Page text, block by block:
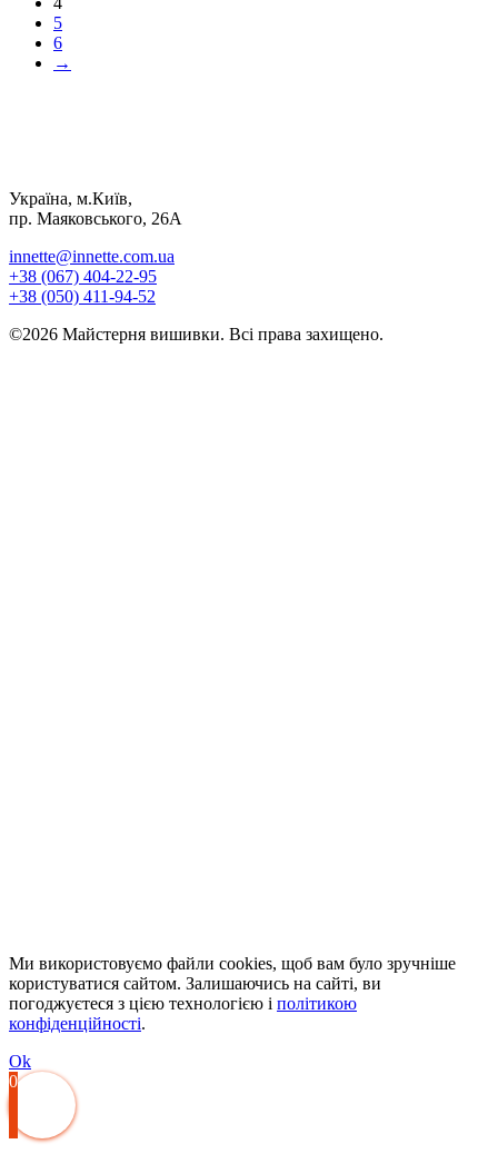
5
6
→
Україна, м.Київ,
пр. Маяковського, 26А
innette@innette.com.ua
+38 (067) 404-22-95
+38 (050) 411-94-52
©2026 Майстерня вишивки. Всі права захищено.
Ми використовуємо файли cookies, щоб вам було зручніше
користуватися сайтом. Залишаючись на сайті, ви
погоджуєтеся з цією технологією і політикою
конфіденційності.
Ok
0